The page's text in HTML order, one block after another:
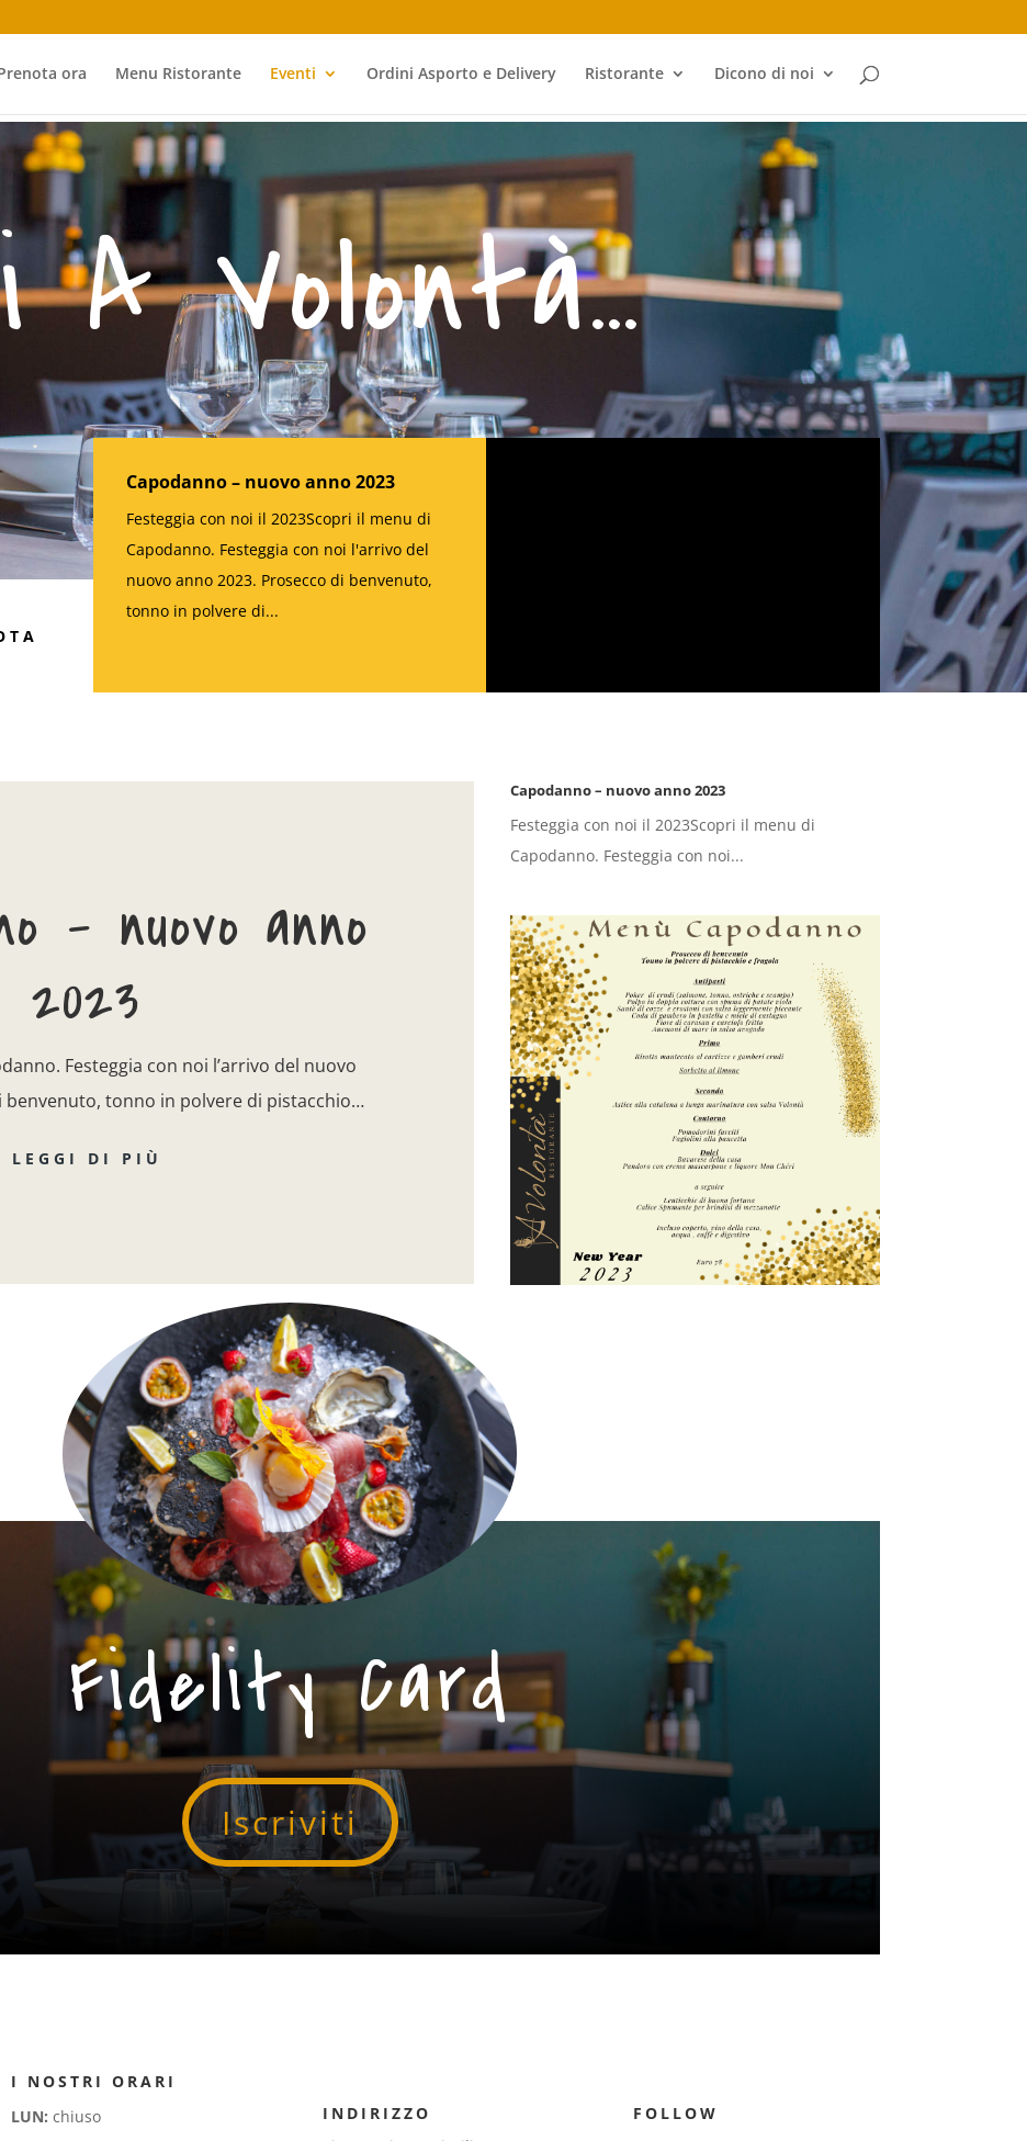
ora Menu Ristorante Eventi Ordini Asporto e Delivery Ristorante Dicono di noi
A Volontà…
Capodanno – nuovo anno 2023
Festeggia con noi il 2023Scopri il menu di
Capodanno. Festeggia con noi l'arrivo del
nuovo anno 2023. Prosecco di benvenuto,
tonno in polvere di...
– nuovo anno
2023
Festeggia con noi l’arrivo del nuovo
benvenuto, tonno in polvere di pistacchio…
LEGGI DI PIÙ
Capodanno – nuovo anno 2023
Festeggia con noi il 2023Scopri il menu di
Capodanno. Festeggia con noi...
Fidelity Card
Iscriviti
I NOSTRI ORARI
LUN: chiuso
INDIRIZZO
FOLLOW